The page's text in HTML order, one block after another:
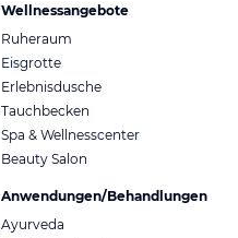
Wellnessangebote
Ruheraum
Eisgrotte
Erlebnisdusche
Tauchbecken
Spa & Wellnesscenter
Beauty Salon
Anwendungen/Behandlungen
Ayurveda